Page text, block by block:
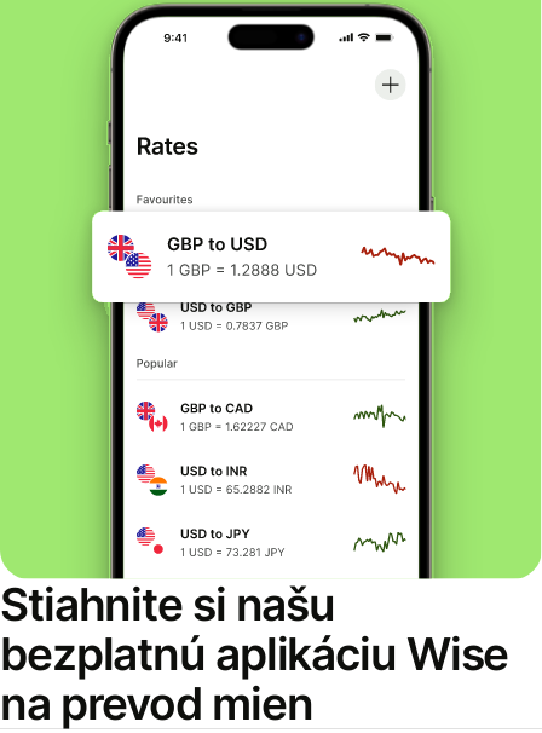
Stiahnite si našu
bezplatnú aplikáciu Wise
na prevod mien